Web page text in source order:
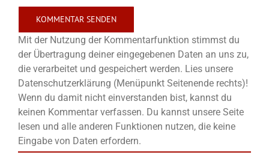
Mit der Nutzung der Kommentarfunktion stimmst du
der Übertragung deiner eingegebenen Daten an uns zu,
die verarbeitet und gespeichert werden. Lies unsere
Datenschutzerklärung (Menüpunkt Seitenende rechts)!
Wenn du damit nicht einverstanden bist, kannst du
keinen Kommentar verfassen. Du kannst unsere Seite
lesen und alle anderen Funktionen nutzen, die keine
Eingabe von Daten erfordern.